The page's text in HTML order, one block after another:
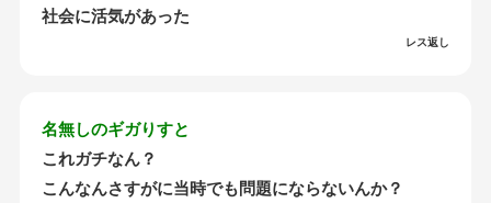
社会に活気があった
レス返し
名無しのギガりすと
これガチなん？
こんなんさすがに当時でも問題にならないんか？